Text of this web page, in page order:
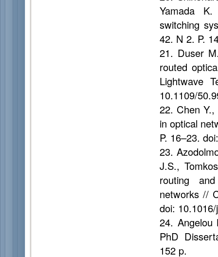
Yamada
switching
42. N 2. P.
21. Duser
routed
Lightwave
10.1109/
22. Chen
in optical
P. 16–23.
23.
J.S.,
routing
networks //
doi:
24. Angelou
PhD
152 p.